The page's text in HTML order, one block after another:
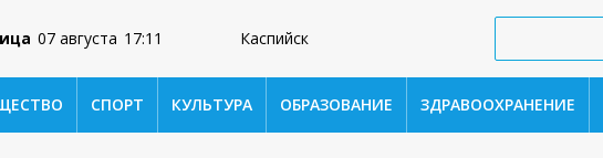
07 августа 17:11 Каспийск
СПОРТ КУЛЬТУРА ОБРАЗОВАНИЕ ЗДРАВООХРАНЕНИЕ